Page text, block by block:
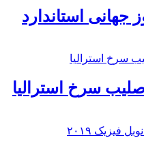
سرخ استرالیا